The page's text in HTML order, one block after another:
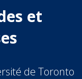
et
de Toronto